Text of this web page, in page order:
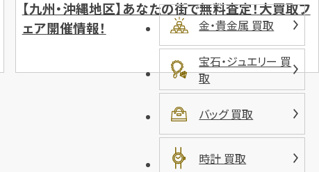
【九州・沖縄地区】あなたの街で無料査定！大買取フ
ェア開催情報！
金・貴金属 買取
宝石・ジュエリー 買
取
バッグ 買取
時計 買取